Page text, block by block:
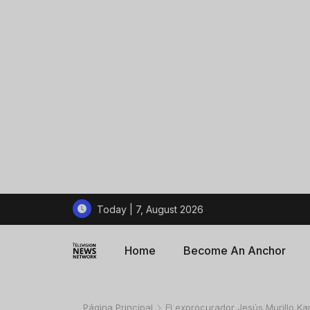
Today | 7, August 2026
Home Become An Anchor
Página Principal El exprocurador Jesús Murillo